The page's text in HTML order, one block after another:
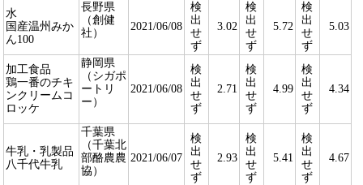
水
国産温州みか
ん100
長野県
（創健
社）
2021/06/08
検
出
せ
ず
3.02
検
出
せ
ず
5.72
検
出
せ
ず
5.03
加工食品
鶏一番のチキ
ンクリームコ
ロッケ
静岡県
（シガポ
ートリ
ー）
2021/06/08
検
出
せ
ず
2.71
検
出
せ
ず
4.99
検
出
せ
ず
4.34
牛乳・乳製品
八千代牛乳
千葉県
（千葉北
部酪農農
協）
2021/06/07
検
出
せ
ず
2.93
検
出
せ
ず
5.41
検
出
せ
ず
4.67